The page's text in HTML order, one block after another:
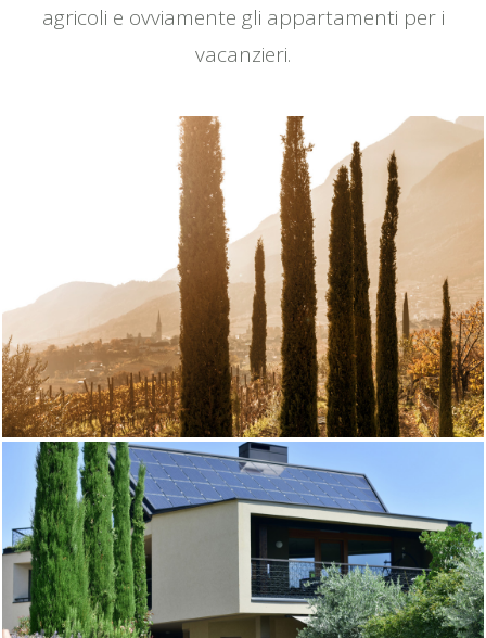
agricoli e ovviamente gli appartamenti per i
vacanzieri.